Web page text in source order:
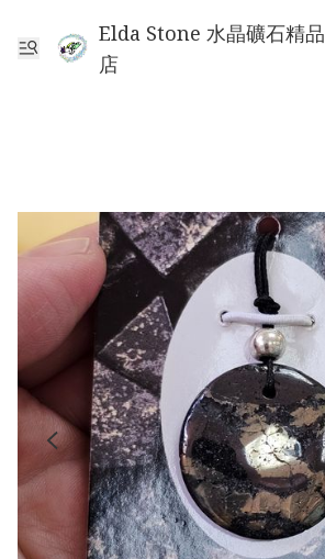
Elda Stone 水晶礦石精品
店